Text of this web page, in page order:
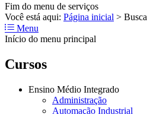
Fim do menu de serviços
Você está aqui: Página inicial > Busca
Menu
Início do menu principal
Cursos
Ensino Médio Integrado
Administração
Automação Industrial